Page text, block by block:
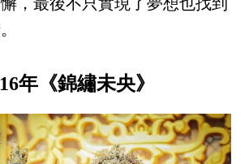
，最後不只實現了夢想也找到
年《錦繡未央》